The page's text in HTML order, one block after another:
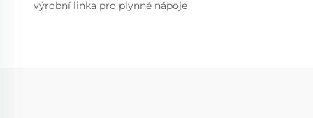
výrobní linka pro plynné nápoje